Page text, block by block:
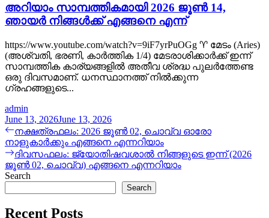
അറിയാം സാമ്പത്തികമായി 2026 ജൂൺ 14,
ഞായർ നിങ്ങൾക്ക് എങ്ങനെ എന്ന്
https://www.youtube.com/watch?v=9iF7yrPuOGg ♈ മേടം (Aries)
(അശ്വതി, ഭരണി, കാർത്തിക 1/4) മേടരാശിക്കാർക്ക് ഇന്ന്
സാമ്പത്തിക കാര്യങ്ങളിൽ അതീവ ശ്രദ്ധ പുലർത്തേണ്ട
ഒരു ദിവസമാണ്. ധനസ്ഥാനത്ത് നിൽക്കുന്ന
ഗ്രഹങ്ങളുടെ...
admin
June 13, 2026June 13, 2026
Post
navigation
Previous
post:
നക്ഷത്രഫലം: 2026 ജൂൺ 02, ചൊവ്വ ഓരോ
നാളുകാർക്കും എങ്ങനെ എന്നറിയാം
Next
post:
ദിവസഫലം: ജ്യോതിഷവശാൽ നിങ്ങളുടെ ഇന്ന്‌ (2026
ജൂൺ 02, ചൊവ്വ) എങ്ങനെ എന്നറിയാം
Search
Search
Recent Posts